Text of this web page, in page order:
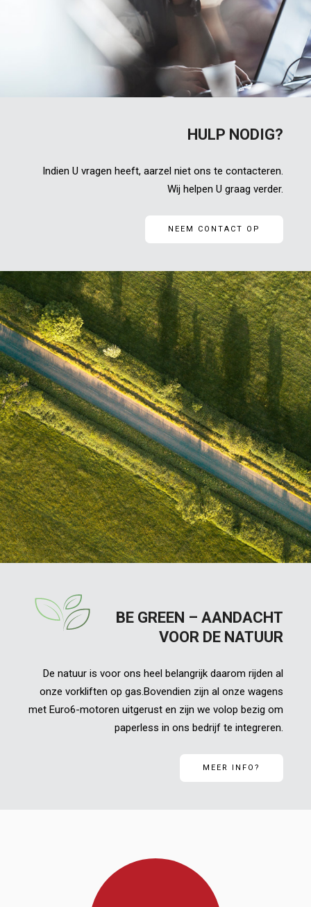
HULP NODIG?
Indien U vragen heeft, aarzel niet ons te contacteren.
Wij helpen U graag verder.
NEEM CONTACT OP
BE GREEN – AANDACHT
VOOR DE NATUUR
De natuur is voor ons heel belangrijk daarom rijden al
onze vorkliften op gas.Bovendien zijn al onze wagens
met Euro6-motoren uitgerust en zijn we volop bezig om
paperless in ons bedrijf te integreren.
MEER INFO?